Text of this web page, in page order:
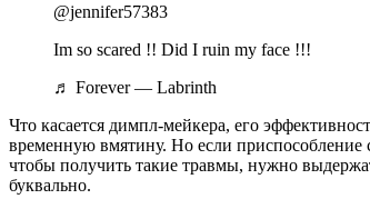
@jennifer57383
Im so scared !! Did I ruin my face !!!
♬ Forever — Labrinth
Что касается димпл-мейкера, его
временную вмятину. Но если приспособление
чтобы получить такие травмы, нужно
буквально.